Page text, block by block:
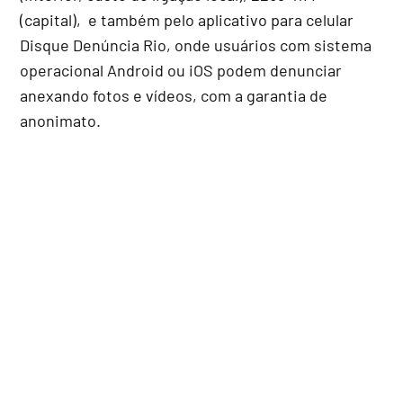
(capital), e também pelo aplicativo para celular
Disque Denúncia Rio, onde usuários com sistema
operacional Android ou iOS podem denunciar
anexando fotos e vídeos, com a garantia de
anonimato.